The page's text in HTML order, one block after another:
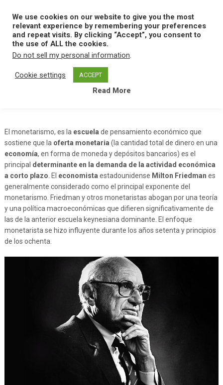
content
MENU
Home E Escuela Monetarista
Escuela Monetarista
El monetarismo, es la escuela de pensamiento económico que
sostiene que la oferta monetaria (la cantidad total de dinero en una
economía, en forma de moneda y depósitos bancarios) es el
principal determinante en la demanda de la actividad económica
a corto plazo . El economista estadounidense Milton Friedman es
generalmente considerado como el principal exponente del
monetarismo. Friedman y otros monetaristas abogan por una teoría
y una política macroeconómicas que difieren significativamente de
las de la anterior escuela keynesiana dominante. El enfoque
monetarista se hizo influyente durante los años setenta y principios
de los ochenta.
We use cookies on our website to give you the most
relevant experience by remembering your preferences
and repeat visits. By clicking “Accept”, you consent to
the use of ALL the cookies.
Do not sell my personal information.
Cookie settings ACCEPT
Read More